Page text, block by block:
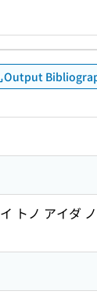
Output
トノ アイダ